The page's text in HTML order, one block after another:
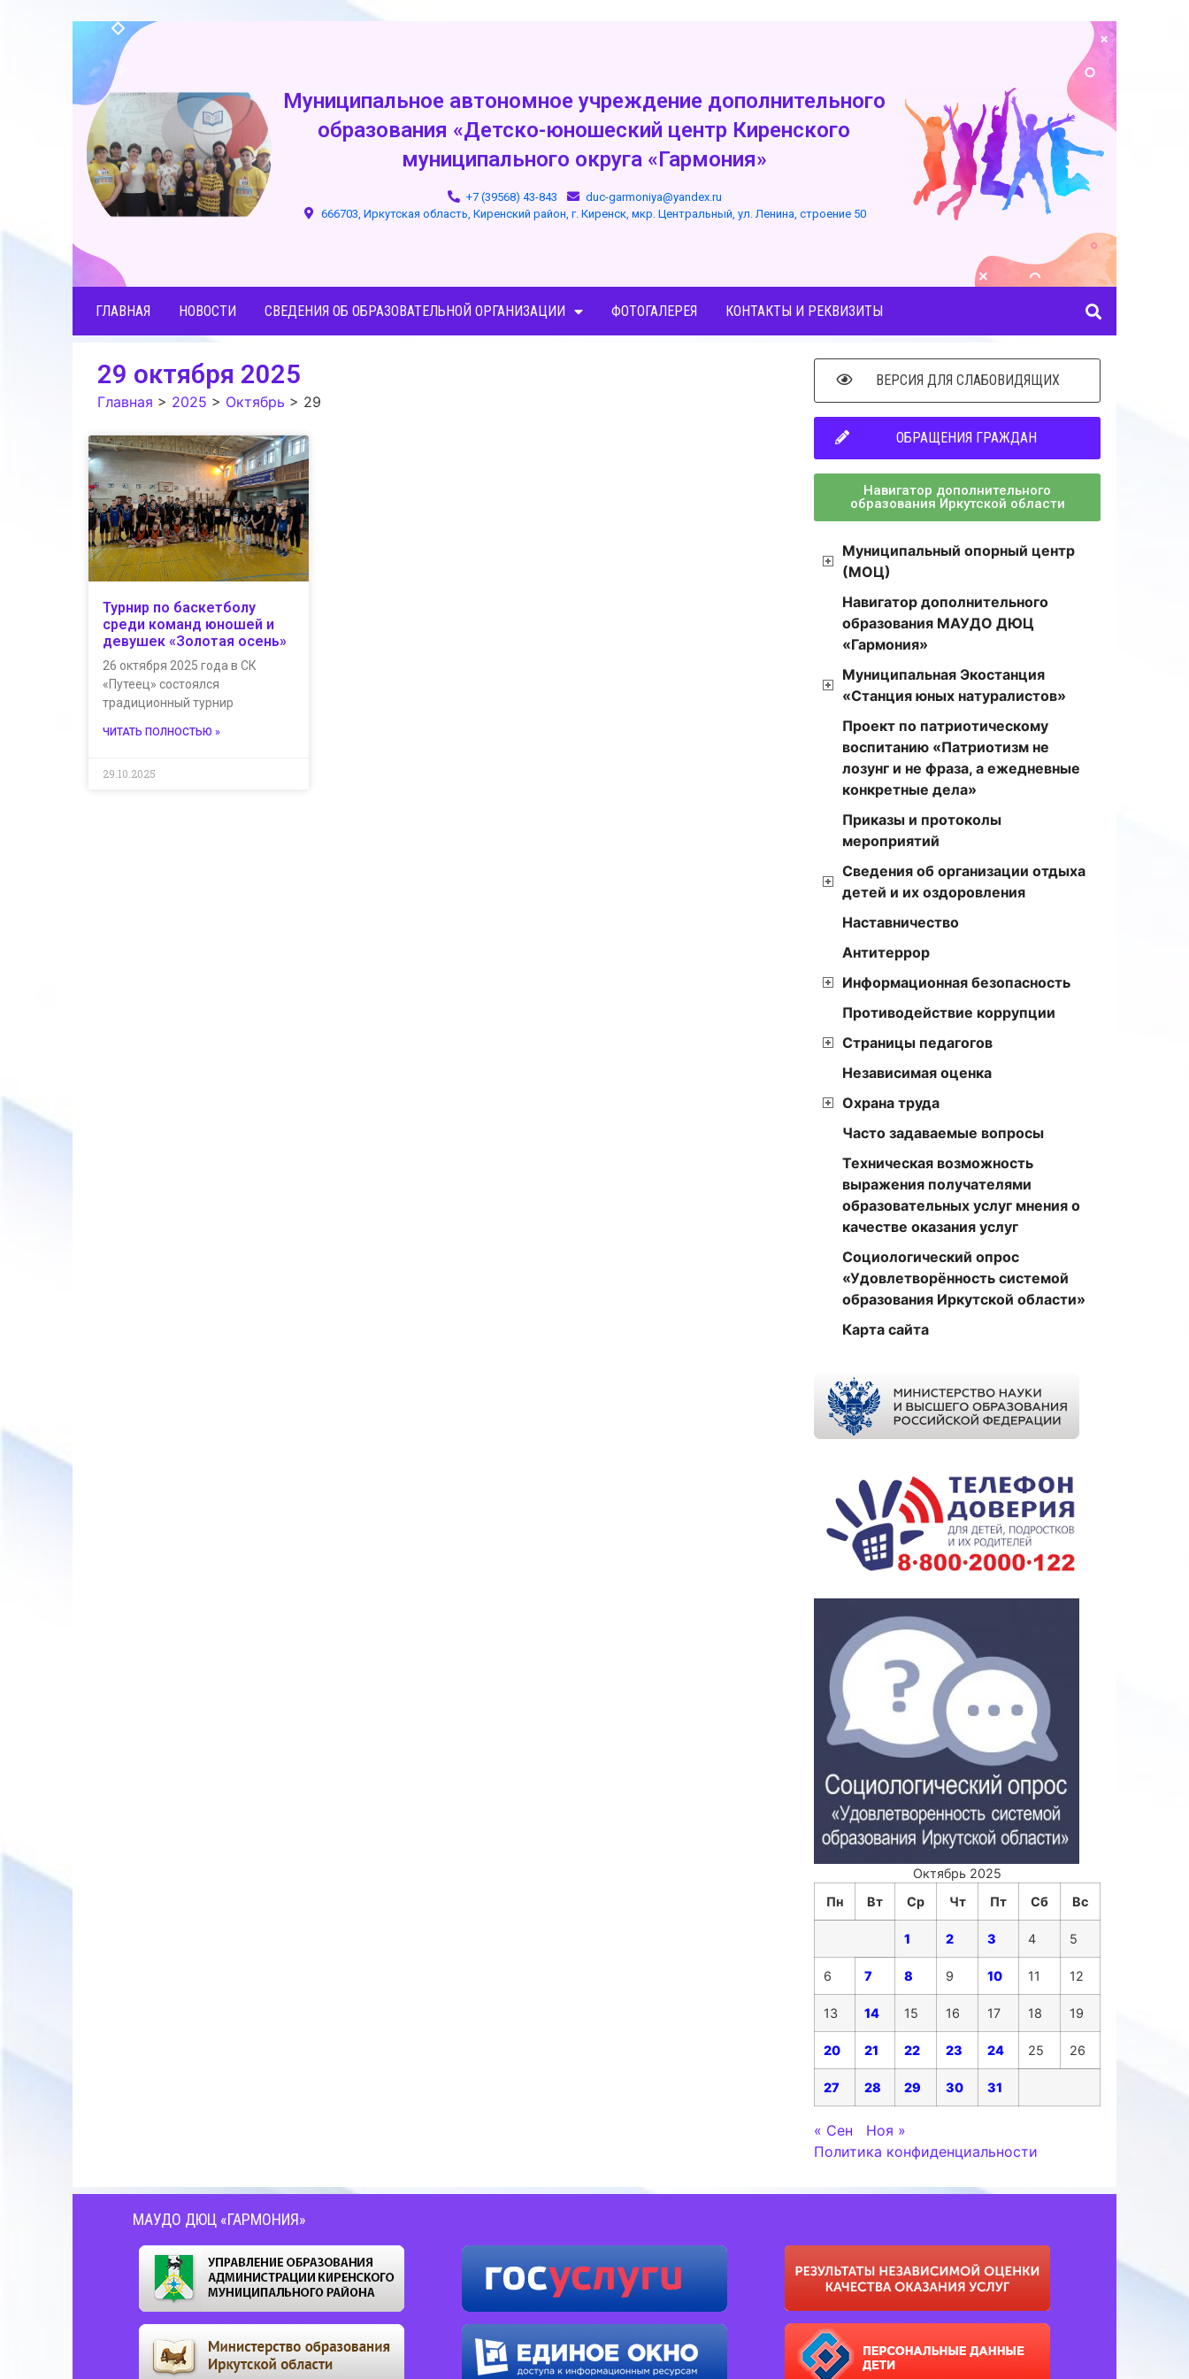
Муниципальное автономное учреждение дополнительного
образования «Детско-юношеский центр Киренского
муниципального округа «Гармония»
+7 (39568) 43-843
duc-garmoniya@yandex.ru
666703, Иркутская область, Киренский район, г. Киренск, мкр. Центральный, ул. Ленина, строение 50
ГЛАВНАЯ НОВОСТИ СВЕДЕНИЯ ОБ ОБРАЗОВАТЕЛЬНОЙ ОРГАНИЗАЦИИ ФОТОГАЛЕРЕЯ КОНТАКТЫ И РЕКВИЗИТЫ
29 октября 2025
Главная > 2025 > Октябрь > 29
Турнир по баскетболу
среди команд юношей и
девушек «Золотая осень»
26 октября 2025 года в СК
«Путеец» состоялся
традиционный турнир
ЧИТАТЬ ПОЛНОСТЬЮ »
29.10.2025
ВЕРСИЯ ДЛЯ СЛАБОВИДЯЩИХ
ОБРАЩЕНИЯ ГРАЖДАН
Навигатор дополнительного
образования Иркутской области
Муниципальный опорный центр
(МОЦ)
Навигатор дополнительного
образования МАУДО ДЮЦ
«Гармония»
Муниципальная Экостанция
«Станция юных натуралистов»
Проект по патриотическому
воспитанию «Патриотизм не
лозунг и не фраза, а ежедневные
конкретные дела»
Приказы и протоколы
мероприятий
Сведения об организации отдыха
детей и их оздоровления
Наставничество
Антитеррор
Информационная безопасность
Противодействие коррупции
Страницы педагогов
Независимая оценка
Охрана труда
Часто задаваемые вопросы
Техническая возможность
выражения получателями
образовательных услуг мнения о
качестве оказания услуг
Социологический опрос
«Удовлетворённость системой
образования Иркутской области»
Карта сайта
Октябрь 2025
Пн
Вт Ср Чт Пт Сб Вс
1 2 3 4 5
6 7 8 9 10 11 12
13 14 15 16 17 18 19
20 21 22 23 24 25 26
27 28 29 30 31
« Сен
Ноя »
Политика конфиденциальности
МАУДО ДЮЦ «ГАРМОНИЯ»